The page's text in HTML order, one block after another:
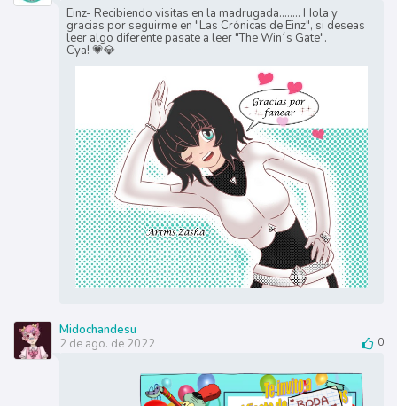
Einz- Recibiendo visitas en la madrugada........ Hola y
gracias por seguirme en "Las Crónicas de Einz", si deseas
leer algo diferente pasate a leer "The Win´s Gate".
Cya! 💗💎
Midochandesu
2 de ago. de 2022
0